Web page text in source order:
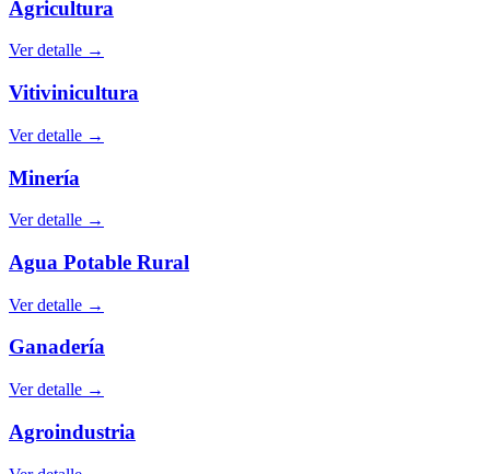
Agricultura
Ver detalle →
Vitivinicultura
Ver detalle →
Minería
Ver detalle →
Agua Potable Rural
Ver detalle →
Ganadería
Ver detalle →
Agroindustria